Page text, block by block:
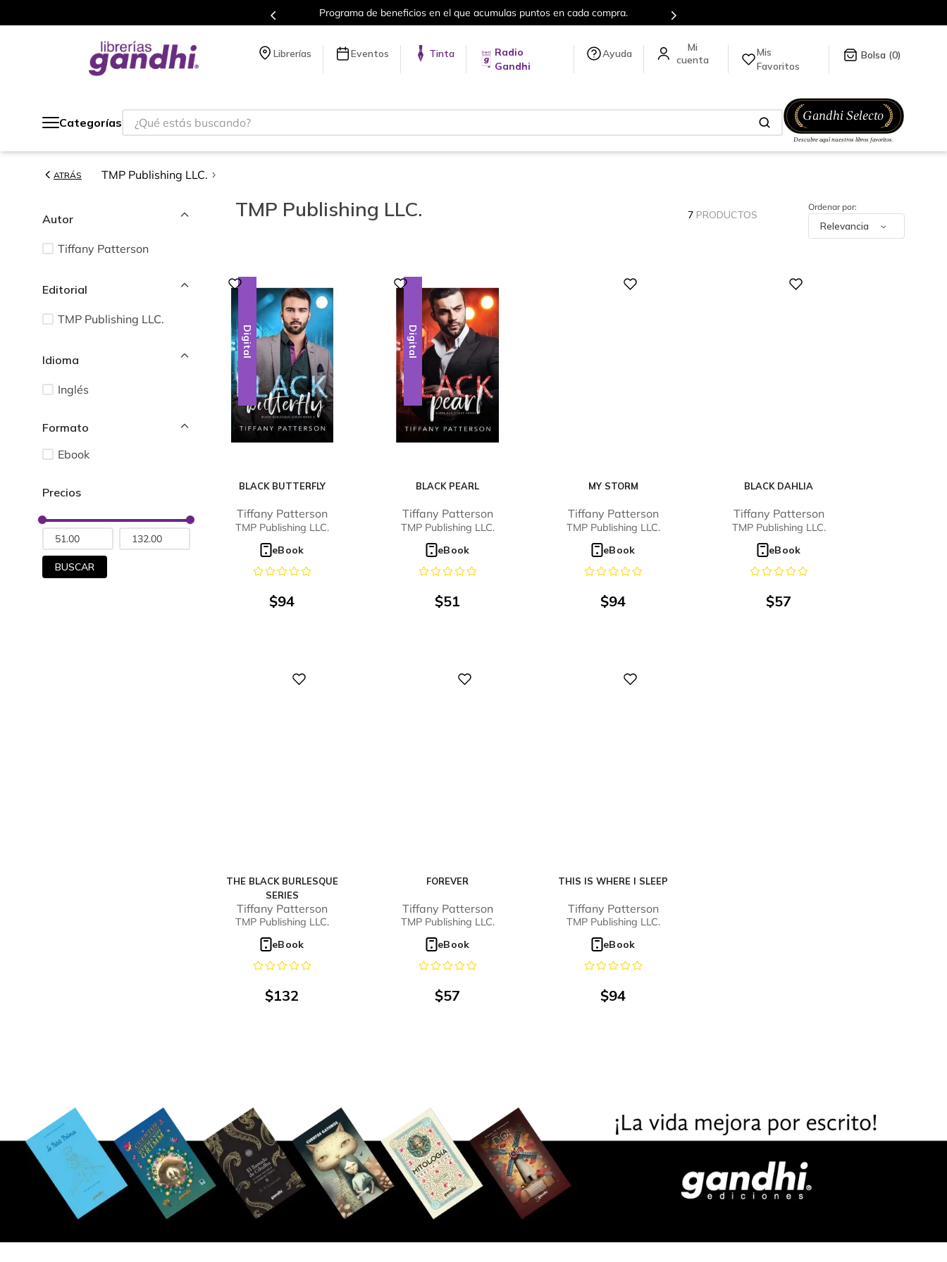
Programa de beneficios en el que acumulas puntos en cada compra.
Librerías Eventos Tinta
Radio
Gandhi
Ayuda
Mis
Favoritos
0
Categorías
¿Qué estás buscando?
ATRÁS TMP Publishing LLC.
Autor
Tiffany Patterson
Editorial
TMP Publishing LLC.
Idioma
Inglés
Ebook
BUSCAR
TMP Publishing LLC. 7 PRODUCTOS
Relevancia
Digital
BLACK BUTTERFLY
Tiffany Patterson
TMP Publishing LLC.
eBook
$94
Digital
BLACK PEARL
Tiffany Patterson
TMP Publishing LLC.
eBook
$51
MY STORM
Tiffany Patterson
TMP Publishing LLC.
eBook
$94
BLACK DAHLIA
Tiffany Patterson
TMP Publishing LLC.
eBook
$57
THE BLACK BURLESQUE
SERIES
Tiffany Patterson
TMP Publishing LLC.
eBook
$132
FOREVER
Tiffany Patterson
TMP Publishing LLC.
eBook
$57
THIS IS WHERE I SLEEP
Tiffany Patterson
TMP Publishing LLC.
eBook
$94